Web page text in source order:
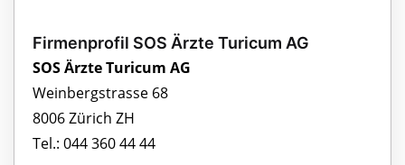
Firmenprofil SOS Ärzte Turicum AG
SOS Ärzte Turicum AG
Weinbergstrasse 68
8006 Zürich ZH
Tel.: 044 360 44 44